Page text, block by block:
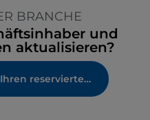
BRANCHE
und
aktualisieren?
Greifen Sie jetzt auf Ihren reservierten Bereich zu